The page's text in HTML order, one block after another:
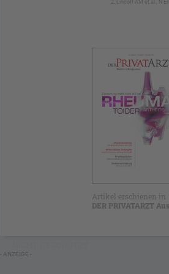
Lincoff AM et al., N
Artikel erschienen in
DER PRIVATARZT
- ANZEIGE -